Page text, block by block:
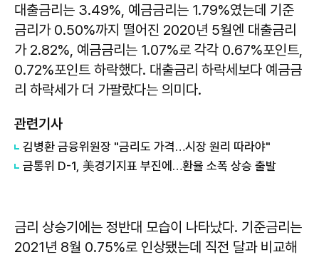
대출금리는 3.49%, 예금금리는 1.79%였는데 기준
금리가 0.50%까지 떨어진 2020년 5월엔 대출금리
가 2.82%, 예금금리는 1.07%로 각각 0.67%포인트,
0.72%포인트 하락했다. 대출금리 하락세보다 예금금
리 하락세가 더 가팔랐다는 의미다.
관련기사
김병환 금융위원장 "금리도 가격…시장 원리 따라야"
금통위 D-1, 美경기지표 부진에…환율 소폭 상승 출발
금리 상승기에는 정반대 모습이 나타났다. 기준금리는
2021년 8월 0.75%로 인상됐는데 직전 달과 비교해